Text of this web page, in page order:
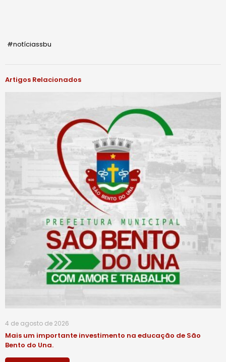
#notíciassbu
Artigos Relacionados
4 de agosto de 2026
Mais um importante investimento na educação de São
Bento do Una.